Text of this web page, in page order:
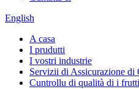
English
A casa
I prudutti
I vostri industrie
Servizii di Assicurazione di
Cuntrollu di qualità di i